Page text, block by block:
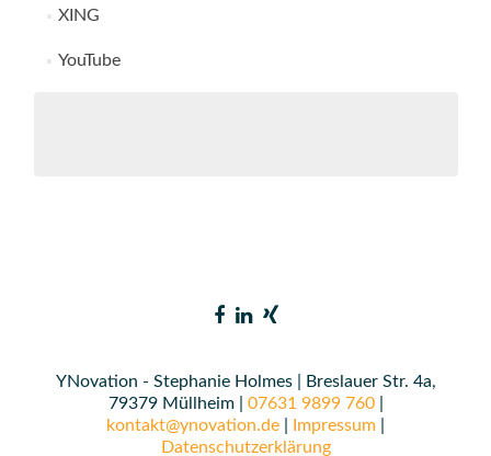
XING
YouTube
YNovation - Stephanie Holmes | Breslauer Str. 4a,
79379 Müllheim | 07631 9899 760|
kontakt@ynovation.de
Impressum
Datenschutzerklärung